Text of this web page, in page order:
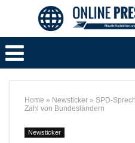
Home » Newsticker » SPD-
Zahl von Bundesländern
Newsticker